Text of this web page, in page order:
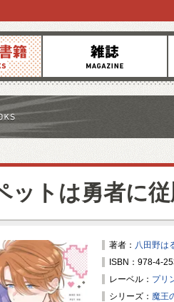
雑誌
ットは勇者に
著者： 八田野は
ISBN：978-4-
レーベル： プリ
シリーズ： 魔王